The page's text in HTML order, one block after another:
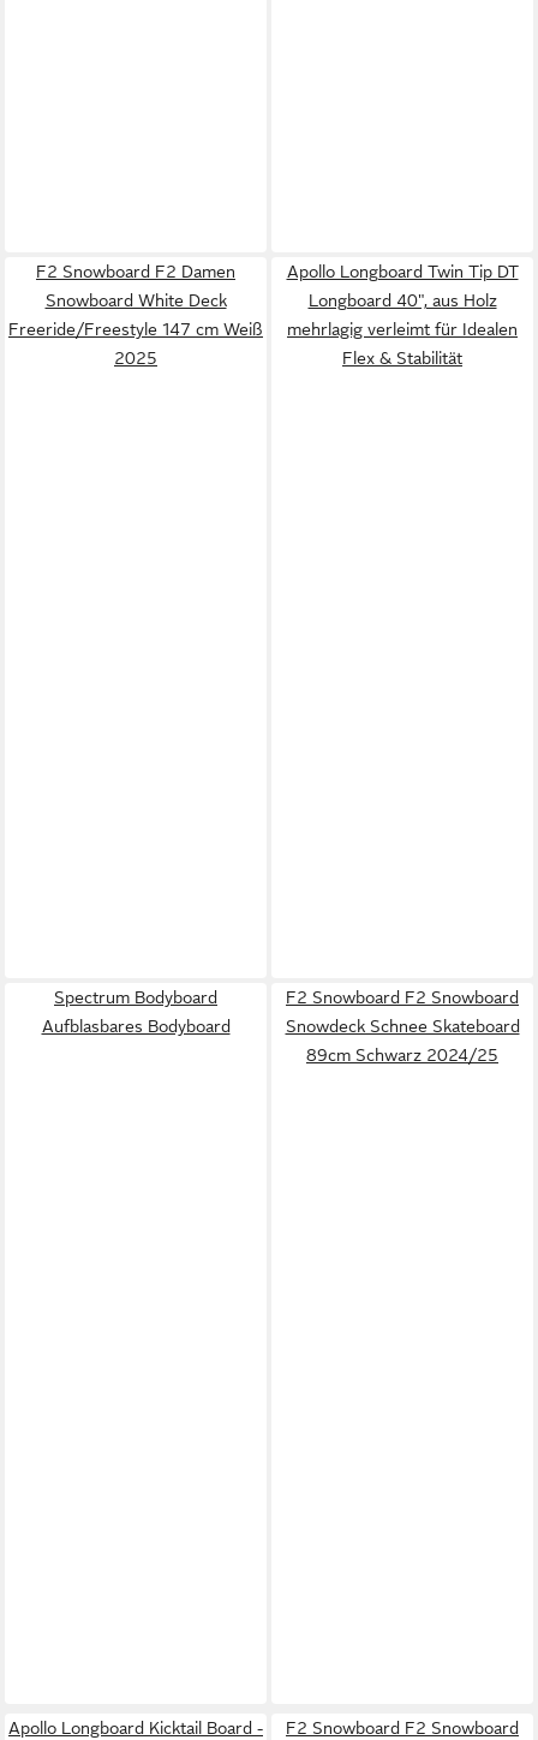
F2 Snowboard F2 Damen
Snowboard White Deck
Freeride/Freestyle 147 cm Weiß
2025
Apollo Longboard Twin Tip DT
Longboard 40", aus Holz
mehrlagig verleimt für Idealen
Flex & Stabilität
Spectrum Bodyboard
Aufblasbares Bodyboard
F2 Snowboard F2 Snowboard
Snowdeck Schnee Skateboard
89cm Schwarz 2024/25
Apollo Longboard Kicktail Board -
F2 Snowboard F2 Snowboard